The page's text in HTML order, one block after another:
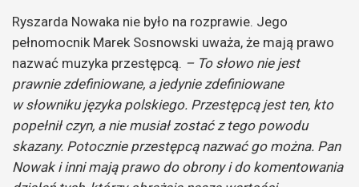
Ryszarda Nowaka nie było na rozprawie. Jego
pełnomocnik Marek Sosnowski uważa, że mają prawo
nazwać muzyka przestępcą. – To słowo nie jest
prawnie zdefiniowane, a jedynie zdefiniowane
w słowniku języka polskiego. Przestępcą jest ten, kto
popełnił czyn, a nie musiał zostać z tego powodu
skazany. Potocznie przestępcą nazwać go można. Pan
Nowak i inni mają prawo do obrony i do komentowania